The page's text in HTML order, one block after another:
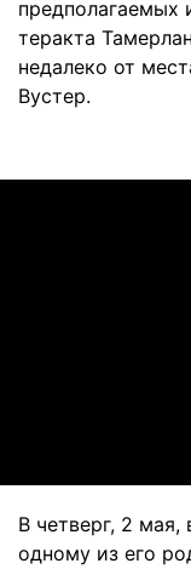
предполагаемых
теракта
недалеко от
Вустер.
В четверг, 2
одному из его